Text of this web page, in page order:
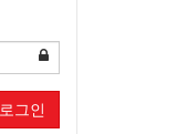
로그인